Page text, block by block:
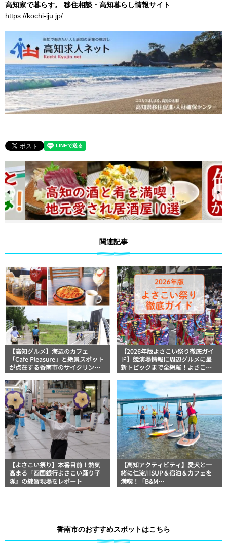
高知家で暮らす。 移住相談・高知暮らし情報サイト
https://kochi-iju.jp/
関連記事
【高知グルメ】海辺のカフェ
「Cafe Pleasure」と絶景スポット
が点在する香南市のサイクリング
報
【2026年版よさこい祭り徹底ガイ
ド】競演場情報に周辺グルメに最
新トピックまで全網羅！よさこい
全版
【よさこい祭り】本番目前！熱気
高まる『四国銀行よさこい踊り子
隊』の練習現場をレポート
【高知アクティビティ】愛犬と一
緒に仁淀川SUP＆宿泊＆カフェを
満喫！「B&M
香南市のおすすめスポットはこちら